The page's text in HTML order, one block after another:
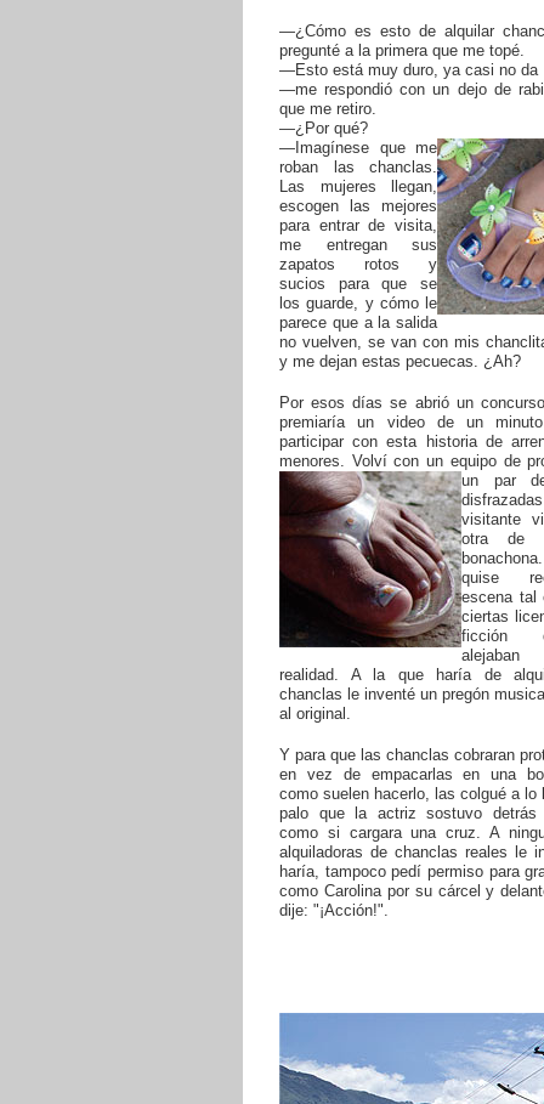
—¿Cómo es esto de alquilar
pregunté a la primera que me topé.
—Esto está muy duro, ya casi no da
—me respondió con un dejo de
que me retiro.
—¿Por qué?
—Imagínese que me
roban las chanclas.
Las mujeres llegan,
escogen las mejores
para entrar de visita,
me entregan sus
zapatos rotos y
sucios para que se
los guarde, y cómo le
parece que a la salida
no vuelven, se van con mis
y me dejan estas pecuecas. ¿Ah?
Por esos días se abrió un
premiaría un video de un
participar con esta historia de
menores. Volví con un equipo de
un par
visitante
otra de
quise
escena tal
ciertas
ficción
realidad. A la que haría de
chanclas le inventé un pregón
al original.
Y para que las chanclas cobraran
en vez de empacarlas en una
como suelen hacerlo, las colgué a lo
palo que la actriz sostuvo detrás
como si cargara una cruz. A
alquiladoras de chanclas reales le
haría, tampoco pedí permiso para
como Carolina por su cárcel y
dije: "¡Acción!".